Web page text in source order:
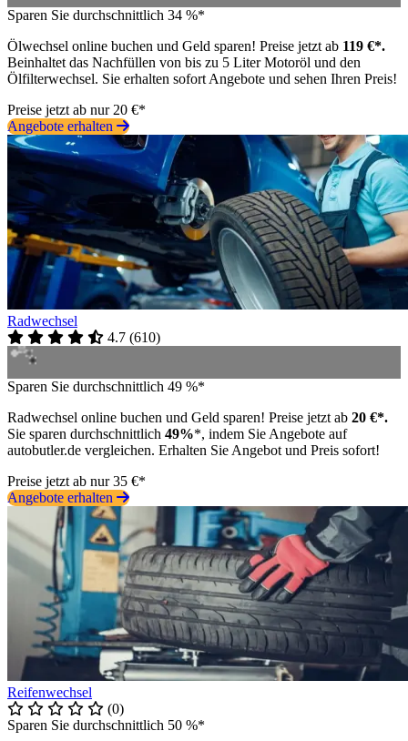
Sparen Sie durchschnittlich 34 %*
Ölwechsel online buchen und Geld sparen! Preise jetzt ab 119 €*.
Beinhaltet das Nachfüllen von bis zu 5 Liter Motoröl und den
Ölfilterwechsel. Sie erhalten sofort Angebote und sehen Ihren Preis!
Preise jetzt ab nur 20 €*
Angebote erhalten
Radwechsel
4.7 (610)
Sparen Sie durchschnittlich 49 %*
Radwechsel online buchen und Geld sparen! Preise jetzt ab 20 €*.
Sie sparen durchschnittlich 49%*, indem Sie Angebote auf
autobutler.de vergleichen. Erhalten Sie Angebot und Preis sofort!
Preise jetzt ab nur 35 €*
Angebote erhalten
Reifenwechsel
(0)
Sparen Sie durchschnittlich 50 %*